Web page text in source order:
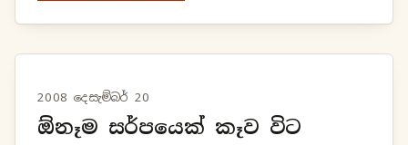
2008 දෙසැම්බර් 20
ඕනෑම සර්පයෙක් කෑව විට